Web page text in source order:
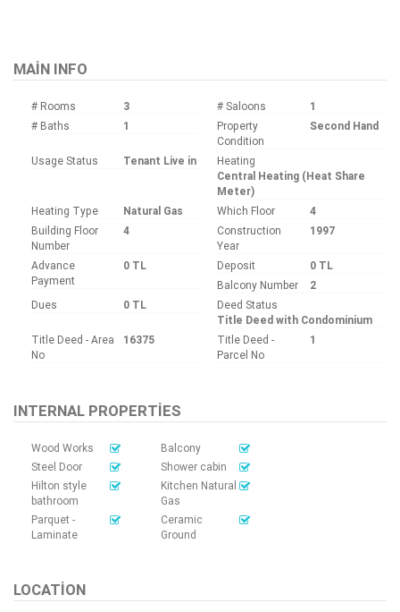
MAIN INFO
# Rooms 3 # Saloons
1
# Baths
1
Property
Condition
Second Hand
Usage Status Tenant Live in
Heating
Central Heating (Heat Share
Meter)
Heating Type
Natural Gas Which Floor
4
Building Floor
Number
4
Construction
Year
1997
Advance
Payment
0 TL Deposit
0 TL
Balcony Number
2
Dues
0 TL
Deed Status
Title Deed with Condominium
Title Deed - Area
No
16375
Title Deed -
Parcel No
1
INTERNAL PROPERTIES
Wood Works
Balcony
Steel Door
Shower cabin
Hilton style
bathroom
Kitchen Natural
Gas
Parquet -
Laminate
Ceramic
Ground
LOCATION